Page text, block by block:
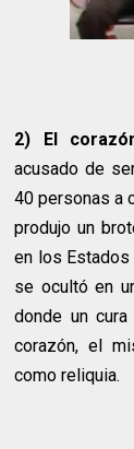
2) El
acusado de
40 personas a
produjo un
en los Estados
se ocultó en
donde un
corazón, el
como reliquia.